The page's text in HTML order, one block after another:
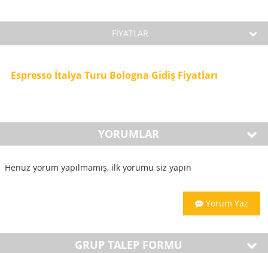
FİYATLAR
Espresso İtalya Turu Bologna Gidiş Fiyatları
YORUMLAR
Henüz yorum yapılmamış, ilk yorumu siz yapın
Yorum Yaz
GRUP TALEP FORMU